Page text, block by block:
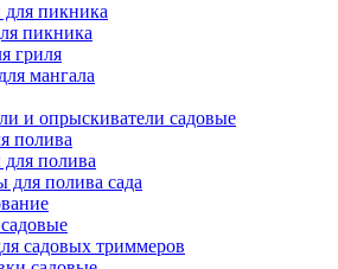
пикника
пикника
гриля
мангала
и опрыскиватели садовые
полива
полива
для полива сада
садовых триммеров